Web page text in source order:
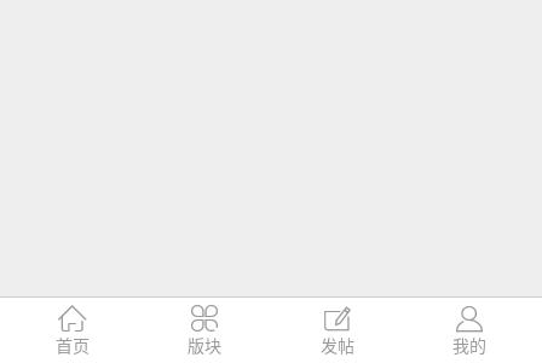

首页

版块

发帖

我的